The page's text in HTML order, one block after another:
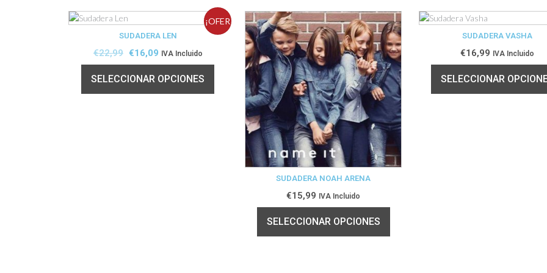
¡OFER
SUDADERA LEN
€22,99 €16,09 IVA Incluido
SELECCIONAR OPCIONES
SUDADERA NOAH ARENA
€15,99 IVA Incluido
SELECCIONAR OPCIONES
SUDADERA VASHA
€16,99 IVA Incluido
SELECCIONAR